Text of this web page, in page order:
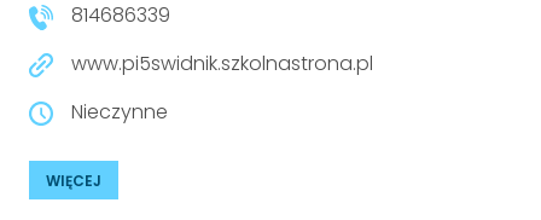
814686339
www.pi5swidnik.szkolnastrona.pl
Nieczynne
WIĘCEJ